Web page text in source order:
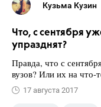
Кузьма Кузин
Что, с сентября
упразднят?
Правда, что с
вузов? Или их на что-
17 августа 2017